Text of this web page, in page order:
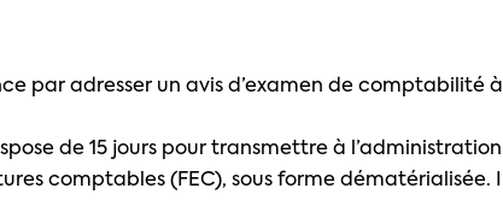
par adresser un avis d’examen de comptabilité à
de 15 jours pour transmettre à l’administration
comptables (FEC), sous forme dématérialisée. Il